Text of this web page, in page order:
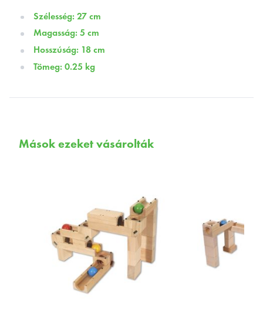
Szélesség: 27 cm
Magasság: 5 cm
Hosszúság: 18 cm
Tömeg: 0.25 kg
Mások ezeket vásárolták